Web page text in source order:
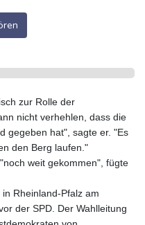
zur Rolle der
nicht verhehlen, dass die
gegeben hat", sagte er. "Es
den Berg laufen."
weit gekommen", fügte
Rheinland-Pfalz am
der SPD. Der Wahlleitung